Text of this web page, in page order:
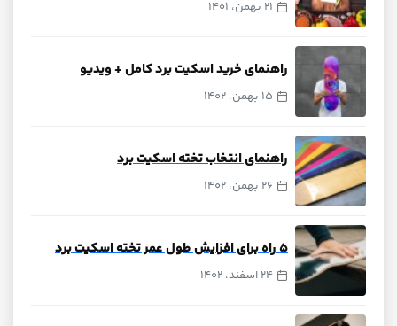
21 بهمن، 1401
راهنمای خرید اسکیت برد کامل + ویدیو
15 بهمن، 1402
راهنمای انتخاب تخته اسکیت برد
26 بهمن، 1402
۵ راه برای افزایش طول عمر تخته اسکیت برد
24 اسفند، 1402